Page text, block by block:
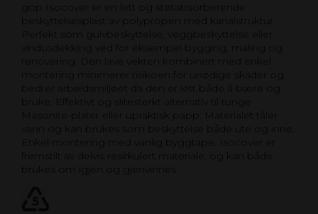
gop Isocover er en lett og støtabsorberende
beskyttelsesplast av polypropen med kanalstruktur.
Perfekt som gulvbeskyttelse, veggbeskyttelse eller
vindusdekking ved for eksempel bygging, maling og
renovering. Den lave vekten kombinert med enkel
montering minimerer risikoen for unødige skader og
bedrer arbeidsmiljøet da den er lett både å bære og
bruke. Effektivt og slitesterkt alternativ til tunge
Masonite-plater eller upraktisk papp. Materialet tåler
vann og kan brukes som beskyttelse både ute og inne.
Enkel montering med vanlig byggtape. Isocover er
fremstilt av delvis resirkulert materiale, og kan både
brukes om igjen og gjenvinnes.